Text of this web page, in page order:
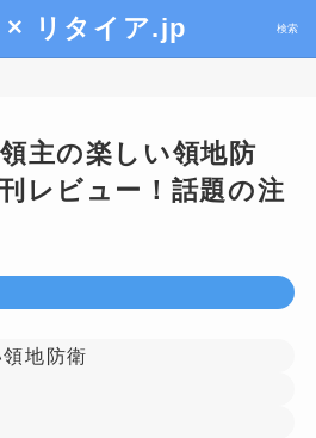
× リタイア.jp 検索
領主の楽しい領地防
レビュー！話題の注
地防衛